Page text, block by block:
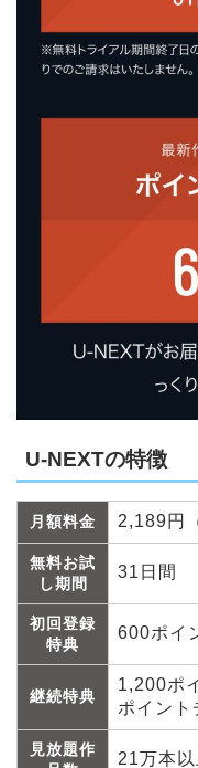
U-NEXTの特徴
月額料金 2,189円
無料お試
し期間
31日間
初回登録
特典
600ポイ
継続特典
1,200ポ
ポイント
見放題作
21万本以